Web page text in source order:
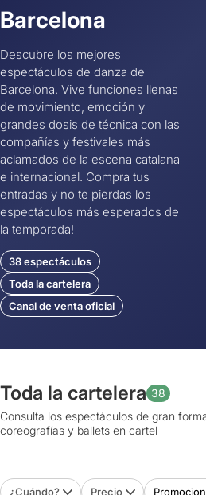
Barcelona
Descubre los mejores
espectáculos de danza de
Barcelona. Vive funciones llenas
de movimiento, emoción y
grandes dosis de técnica con las
compañías y festivales más
aclamados de la escena catalana
e internacional. Compra tus
entradas y no te pierdas los
espectáculos más esperados de
la temporada!
38 espectáculos
Toda la cartelera
Canal de venta oficial
Toda la cartelera 38
Consulta los espectáculos de gran
coreografías y ballets en cartel
¿Cuándo? Precio